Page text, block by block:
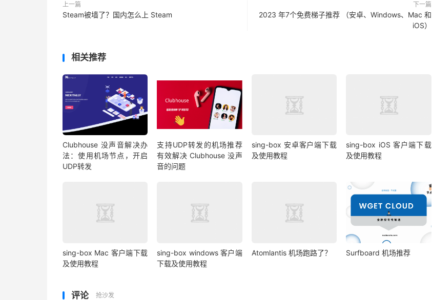
上一篇
Steam被墙了？国内怎么上 Steam
下一篇
2023 年7个免费梯子推荐 （安卓、Windows、Mac 和
iOS）
相关推荐
Clubhouse 没声音解决办
法：使用机场节点，开启
UDP转发
支持UDP转发的机场推荐
有效解决 Clubhouse 没声
音的问题
sing-box 安卓客户端下载
及使用教程
sing-box iOS 客户端下载
及使用教程
sing-box Mac 客户端下载
及使用教程
sing-box windows 客户端
下载及使用教程
Atomlantis 机场跑路了？ Surfboard 机场推荐
评论 抢沙发